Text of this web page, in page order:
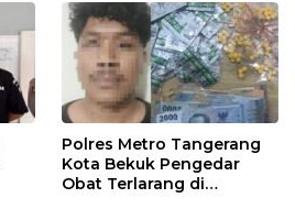
Meninggal Akibat
Kekerasan Benda Tumpul
dan Tajam
Polres Metro Tangerang
Kota Bekuk Pengedar
Obat Terlarang di